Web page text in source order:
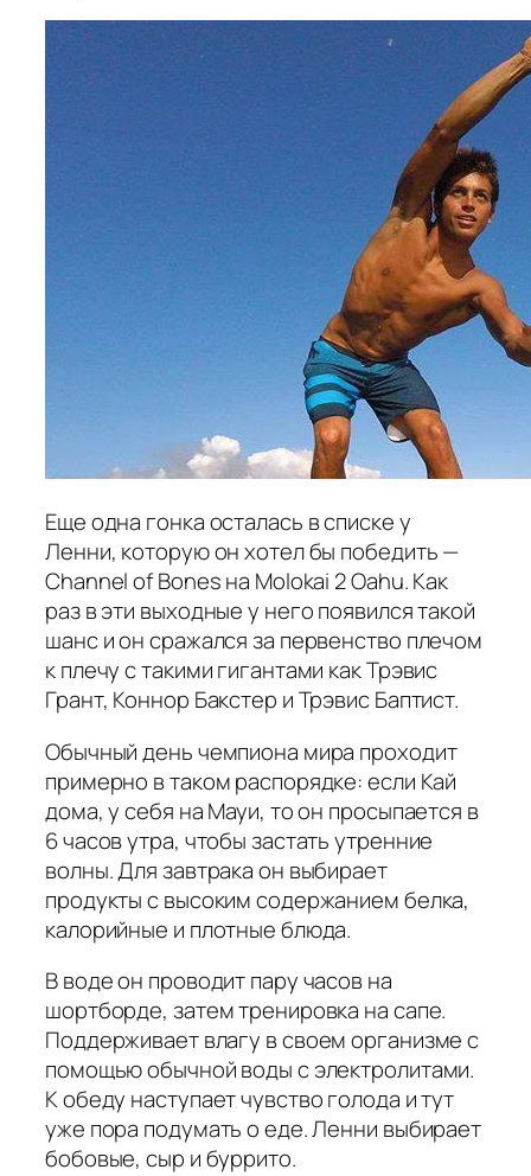
Еще одна гонка осталась в списке у
Ленни, которую он хотел бы победить —
Channel of Bones на Molokai 2 Oahu. Как
раз в эти выходные у него появился такой
шанс и он сражался за первенство плечом
к плечу с такими гигантами как Трэвис
Грант, Коннор Бакстер и Трэвис Баптист.
Обычный день чемпиона мира проходит
примерно в таком распорядке: если Кай
дома, у себя на Мауи, то он просыпается в
6 часов утра, чтобы застать утренние
волны. Для завтрака он выбирает
продукты с высоким содержанием белка,
калорийные и плотные блюда.
В воде он проводит пару часов на
шортборде, затем тренировка на сапе.
Поддерживает влагу в своем организме с
помощью обычной воды с электролитами.
К обеду наступает чувство голода и тут
уже пора подумать о еде. Ленни выбирает
бобовые, сыр и буррито.